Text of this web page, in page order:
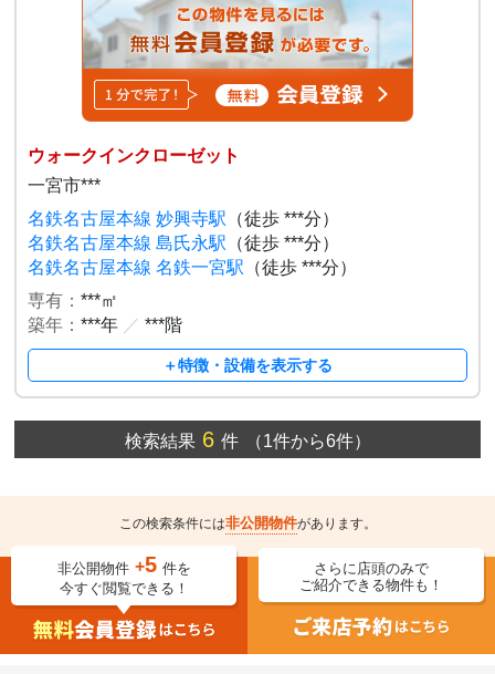
ウォークインクローゼット
一宮市***
名鉄名古屋本線 妙興寺駅 （徒歩 ***分）
名鉄名古屋本線 島氏永駅 （徒歩 ***分）
名鉄名古屋本線 名鉄一宮駅 （徒歩 ***分）
専有：***㎡
築年：***年 ／ ***階
＋特徴・設備を表示する
検索結果6 件 （1件から6件）
この検索条件には非公開物件があります。
非公開物件 +5 件を
今すぐ閲覧できる！
さらに店頭のみで
ご紹介できる物件も！